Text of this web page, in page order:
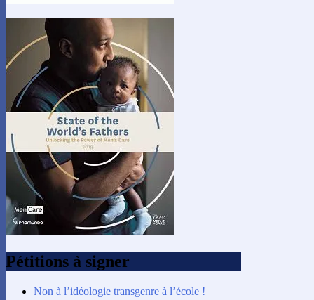
Pétitions à signer
Non à l’idéologie transgenre à l’école !